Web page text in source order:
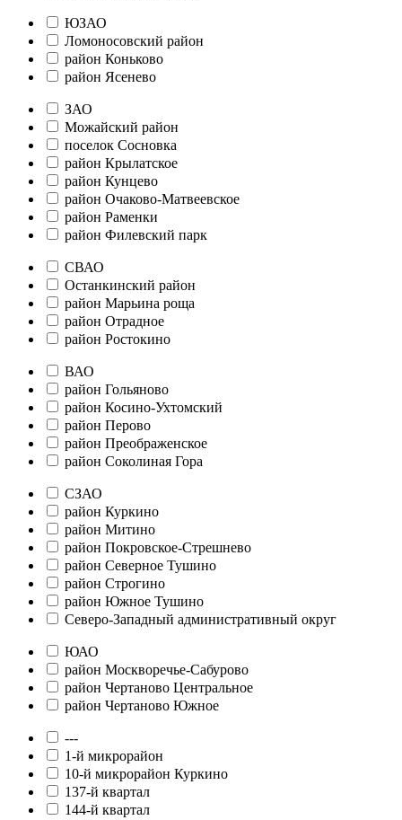
ЮЗАО
Ломоносовский район
район Коньково
район Ясенево
ЗАО
Можайский район
поселок Сосновка
район Крылатское
район Кунцево
район Очаково-Матвеевское
район Раменки
район Филевский парк
СВАО
Останкинский район
район Марьина роща
район Отрадное
район Ростокино
ВАО
район Гольяново
район Косино-Ухтомский
район Перово
район Преображенское
район Соколиная Гора
СЗАО
район Куркино
район Митино
район Покровское-Стрешнево
район Северное Тушино
район Строгино
район Южное Тушино
Северо-Западный административный округ
ЮАО
район Москворечье-Сабурово
район Чертаново Центральное
район Чертаново Южное
---
1-й микрорайон
10-й микрорайон Куркино
137-й квартал
144-й квартал